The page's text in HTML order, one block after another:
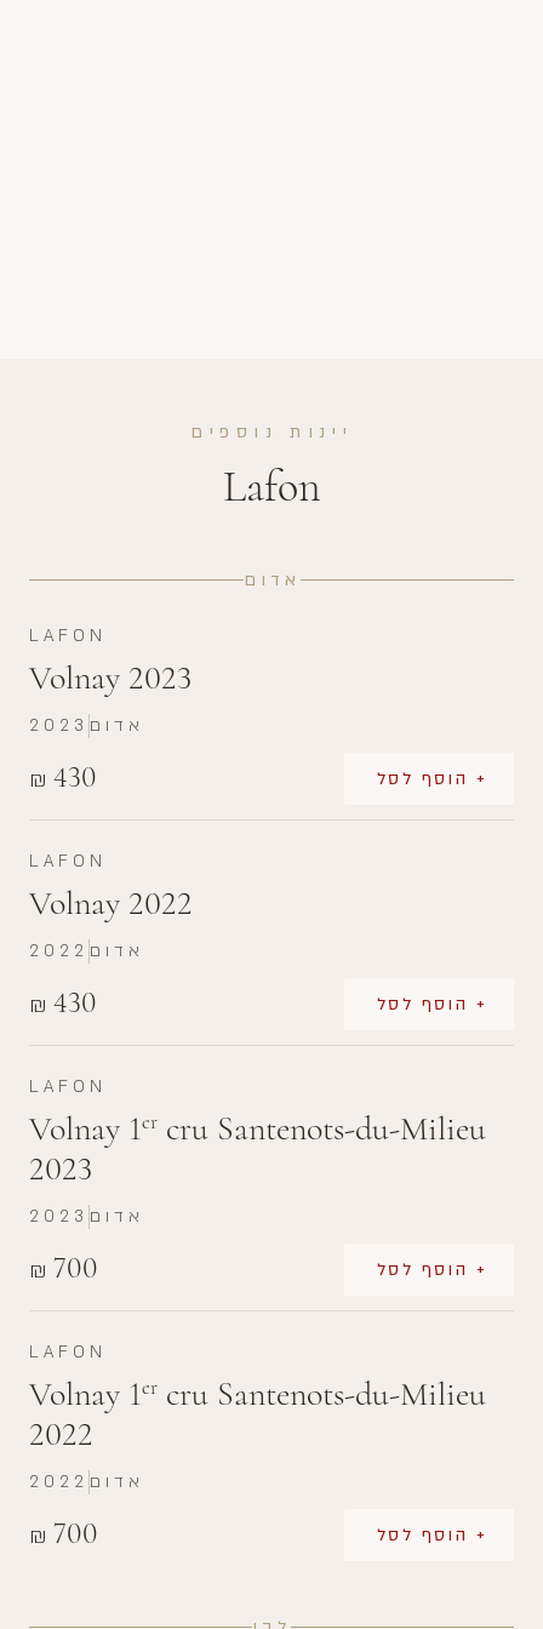
יינות נוספים
Lafon
אדום
LAFON
Volnay 2023
₪ 430 + הוסף לסל
2023 אדום
LAFON
Volnay 2022
₪ 430 + הוסף לסל
2022 אדום
LAFON
Volnay 1er cru Santenots-du-Milieu
2023
₪ 700 + הוסף לסל
2023 אדום
LAFON
Volnay 1er cru Santenots-du-Milieu
2022
₪ 700 + הוסף לסל
2022 אדום